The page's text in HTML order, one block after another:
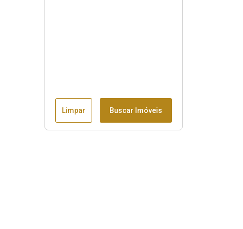
Limpar Buscar Imóveis